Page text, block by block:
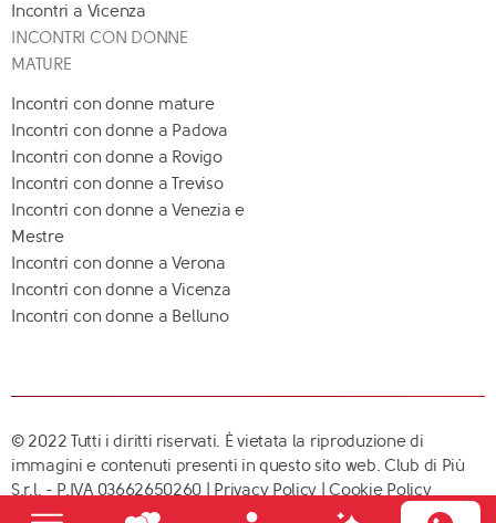
Incontri a Vicenza
INCONTRI CON DONNE
MATURE
Incontri con donne mature
Incontri con donne a Padova
Incontri con donne a Rovigo
Incontri con donne a Treviso
Incontri con donne a Venezia e
Mestre
Incontri con donne a Verona
Incontri con donne a Vicenza
Incontri con donne a Belluno
© 2022 Tutti i diritti riservati. È vietata la riproduzione di
immagini e contenuti presenti in questo sito web. Club di Più
S.r.l. - P.IVA 03662650260 | Privacy Policy |Cookie Policy